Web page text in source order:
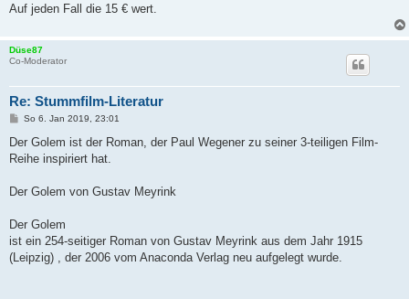
Auf jeden Fall die 15 € wert.
Düse87
Co-Moderator
Re: Stummfilm-Literatur
B
i
r
So 6. Jan 2019, 23:01
Der Golem ist der Roman, der Paul Wegener zu seiner 3-teiligen Film-
Reihe inspiriert hat.
Der Golem von Gustav Meyrink
Der Golem
ist ein 254-seitiger Roman von Gustav Meyrink aus dem Jahr 1915
(Leipzig) , der 2006 vom Anaconda Verlag neu aufgelegt wurde.